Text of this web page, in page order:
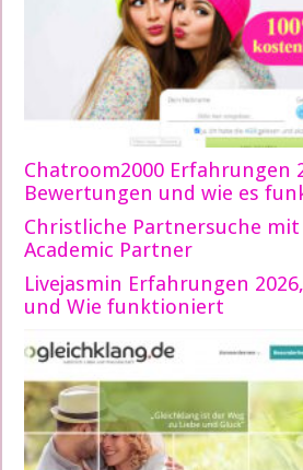
Chatroom2000 Erfahrungen
Bewertungen und wie es
Christliche Partnersuche mit
Academic Partner
Livejasmin Erfahrungen
und Wie funktioniert